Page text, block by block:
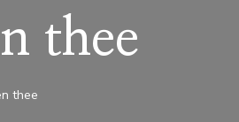
thee
thee